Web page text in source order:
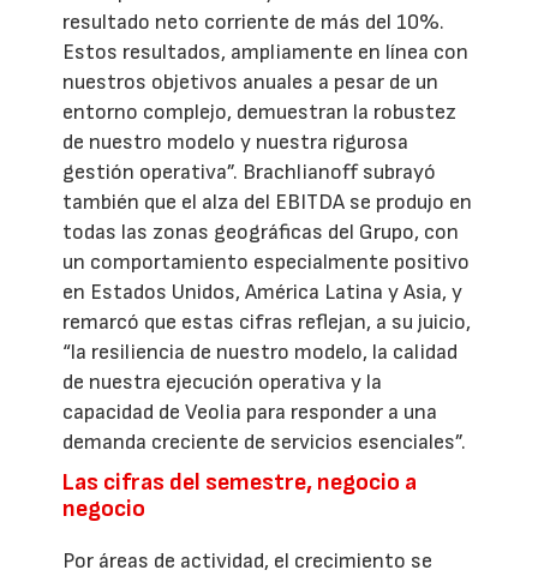
resultado neto corriente de más del 10%.
Estos resultados, ampliamente en línea con
nuestros objetivos anuales a pesar de un
entorno complejo, demuestran la robustez
de nuestro modelo y nuestra rigurosa
gestión operativa”. Brachlianoff subrayó
también que el alza del EBITDA se produjo en
todas las zonas geográficas del Grupo, con
un comportamiento especialmente positivo
en Estados Unidos, América Latina y Asia, y
remarcó que estas cifras reflejan, a su juicio,
“la resiliencia de nuestro modelo, la calidad
de nuestra ejecución operativa y la
capacidad de Veolia para responder a una
demanda creciente de servicios esenciales”.
Las cifras del semestre, negocio a
negocio
Por áreas de actividad, el crecimiento se